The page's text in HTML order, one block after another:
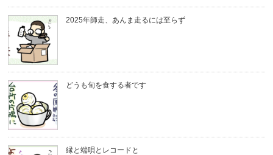
2025年師走、あんま走るには至らず
どうも旬を食する者です
縁と端唄とレコードと